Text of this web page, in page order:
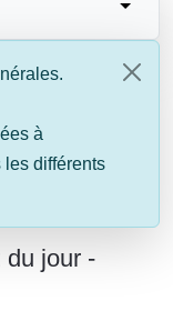
à
différents
du jour -